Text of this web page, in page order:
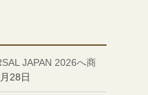
JAPAN 2026へ商
28日